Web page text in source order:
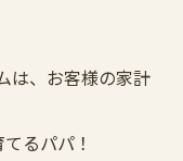
は、お客様の家計
るパパ！